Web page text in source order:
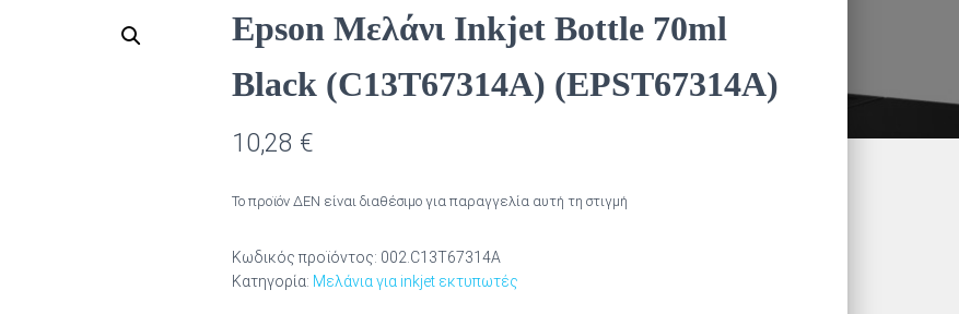
Epson Μελάνι Inkjet Bottle 70ml
Black (C13T67314A) (EPST67314A)
10,28 €
Το προϊόν ΔΕΝ είναι διαθέσιμο για παραγγελία αυτή τη στιγμή
Κωδικός προϊόντος: 002.C13T67314A
Κατηγορία: Μελάνια για inkjet εκτυπωτές